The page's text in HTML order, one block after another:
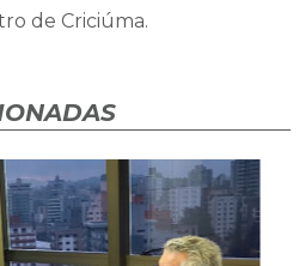
de Criciúma.